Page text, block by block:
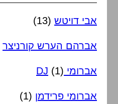
אבי דויטש (13)
אברהם הערש קורניצר
אברומי DJ (1)
אברומי פרידמן (1)